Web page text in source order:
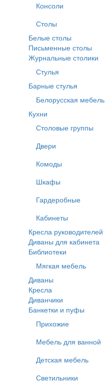
Консоли
Столы
Белые столы
Письменные столы
Журнальные столики
Стулья
Барные стулья
Белорусская мебель
Кухни
Столовые группы
Двери
Комоды
Шкафы
Гардеробные
Кабинеты
Кресла руководителей
Диваны для кабинета
Библиотеки
Мягкая мебель
Диваны
Кресла
Диванчики
Банкетки и пуфы
Прихожие
Мебель для ванной
Детская мебель
Светильники